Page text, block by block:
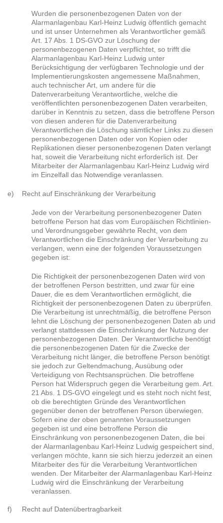
Wurden die personenbezogenen Daten von der
Alarmanlagenbau Karl-Heinz Ludwig öffentlich gemacht
und ist unser Unternehmen als Verantwortlicher gemäß
Art. 17 Abs. 1 DS-GVO zur Löschung der
personenbezogenen Daten verpflichtet, so trifft die
Alarmanlagenbau Karl-Heinz Ludwig unter
Berücksichtigung der verfügbaren Technologie und der
Implementierungskosten angemessene Maßnahmen,
auch technischer Art, um andere für die
Datenverarbeitung Verantwortliche, welche die
veröffentlichten personenbezogenen Daten verarbeiten,
darüber in Kenntnis zu setzen, dass die betroffene Person
von diesen anderen für die Datenverarbeitung
Verantwortlichen die Löschung sämtlicher Links zu diesen
personenbezogenen Daten oder von Kopien oder
Replikationen dieser personenbezogenen Daten verlangt
hat, soweit die Verarbeitung nicht erforderlich ist. Der
Mitarbeiter der Alarmanlagenbau Karl-Heinz Ludwig wird
im Einzelfall das Notwendige veranlassen.
e) Recht auf Einschränkung der Verarbeitung
Jede von der Verarbeitung personenbezogener Daten
betroffene Person hat das vom Europäischen Richtlinien-
und Verordnungsgeber gewährte Recht, von dem
Verantwortlichen die Einschränkung der Verarbeitung zu
verlangen, wenn eine der folgenden Voraussetzungen
gegeben ist:
Die Richtigkeit der personenbezogenen Daten wird von
der betroffenen Person bestritten, und zwar für eine
Dauer, die es dem Verantwortlichen ermöglicht, die
Richtigkeit der personenbezogenen Daten zu überprüfen.
Die Verarbeitung ist unrechtmäßig, die betroffene Person
lehnt die Löschung der personenbezogenen Daten ab und
verlangt stattdessen die Einschränkung der Nutzung der
personenbezogenen Daten. Der Verantwortliche benötigt
die personenbezogenen Daten für die Zwecke der
Verarbeitung nicht länger, die betroffene Person benötigt
sie jedoch zur Geltendmachung, Ausübung oder
Verteidigung von Rechtsansprüchen. Die betroffene
Person hat Widerspruch gegen die Verarbeitung gem. Art.
21 Abs. 1 DS-GVO eingelegt und es steht noch nicht fest,
ob die berechtigten Gründe des Verantwortlichen
gegenüber denen der betroffenen Person überwiegen.
Sofern eine der oben genannten Voraussetzungen
gegeben ist und eine betroffene Person die
Einschränkung von personenbezogenen Daten, die bei
der Alarmanlagenbau Karl-Heinz Ludwig gespeichert sind,
verlangen möchte, kann sie sich hierzu jederzeit an einen
Mitarbeiter des für die Verarbeitung Verantwortlichen
wenden. Der Mitarbeiter der Alarmanlagenbau Karl-Heinz
Ludwig wird die Einschränkung der Verarbeitung
veranlassen.
f) Recht auf Datenübertragbarkeit